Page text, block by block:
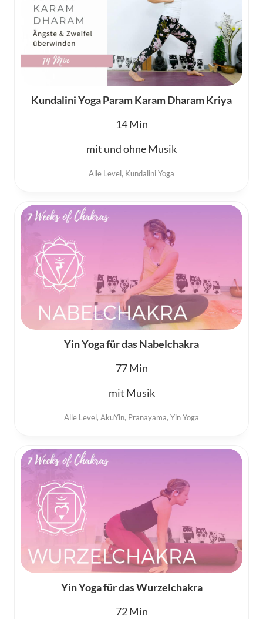
Kundalini Yoga Param Karam Dharam Kriya
14
mit und ohne Musik
Alle Level, Kundalini Yoga
Yin Yoga für das Nabelchakra
77
mit Musik
Alle Level, AkuYin, Pranayama, Yin Yoga
Yin Yoga für das Wurzelchakra
72